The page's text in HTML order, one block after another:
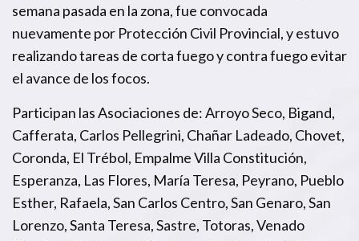
semana pasada en la zona, fue convocada
nuevamente por Protección Civil Provincial, y estuvo
realizando tareas de corta fuego y contra fuego evitar
el avance de los focos.
Participan las Asociaciones de: Arroyo Seco, Bigand,
Cafferata, Carlos Pellegrini, Chañar Ladeado, Chovet,
Coronda, El Trébol, Empalme Villa Constitución,
Esperanza, Las Flores, María Teresa, Peyrano, Pueblo
Esther, Rafaela, San Carlos Centro, San Genaro, San
Lorenzo, Santa Teresa, Sastre, Totoras, Venado